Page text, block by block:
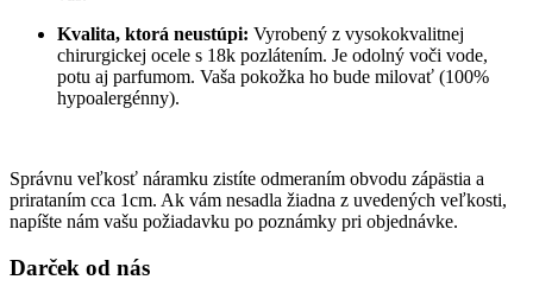
Kvalita, ktorá neustúpi: Vyrobený z vysokokvalitnej
chirurgickej ocele s 18k pozlátením. Je odolný voči vode,
potu aj parfumom. Vaša pokožka ho bude milovať (100%
hypoalergénny).
Správnu veľkosť náramku zistíte odmeraním obvodu zápästia a
prirataním cca 1cm. Ak vám nesadla žiadna z uvedených veľkosti,
napíšte nám vašu požiadavku po poznámky pri objednávke.
Darček od nás